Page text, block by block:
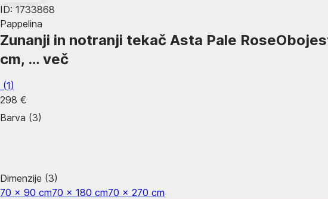
ID: 1733868
Pappelina
Zunanji in notranji tekač Asta Pale Rose
cm, … več
(1)
298 €
Barva (3)
Dimenzije (3)
70 x 90 cm70 x 180 cm70 x 270 cm